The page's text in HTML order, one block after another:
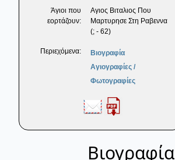
Άγιοι που
εορτάζουν:
Αγιος Βιταλιος Που
Μαρτυρησε Στη Ραβεννα
(; - 62)
Περιεχόμενα:
Βιογραφία
Αγιογραφίες /
Φωτογραφίες
Βιογραφία